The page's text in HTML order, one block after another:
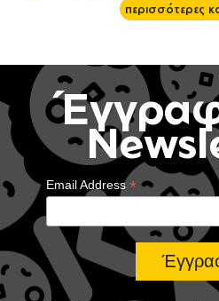
περισσότερες
Email Address*